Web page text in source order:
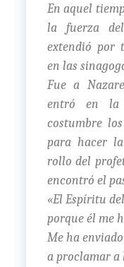
En aquel
la fuerza
extendió por
en las
Fue a
entró en la
costumbre
para hacer
rollo del
encontró el
«El Espíritu
porque él me
Me ha
a proclamar a